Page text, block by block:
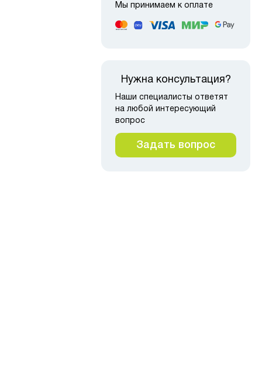
Мы принимаем к оплате
Нужна консультация?
Наши специалисты ответят
на любой интересующий
вопрос
Задать вопрос